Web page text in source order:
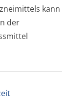
kann
der